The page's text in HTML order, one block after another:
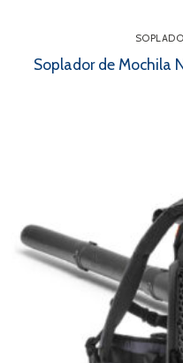
Soplador de Mochila